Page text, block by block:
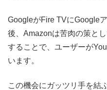
GoogleがFire TVにGoogle
後、Amazonは苦肉の策と
することで、ユーザーが
います。
この機会にガッツリ手を結